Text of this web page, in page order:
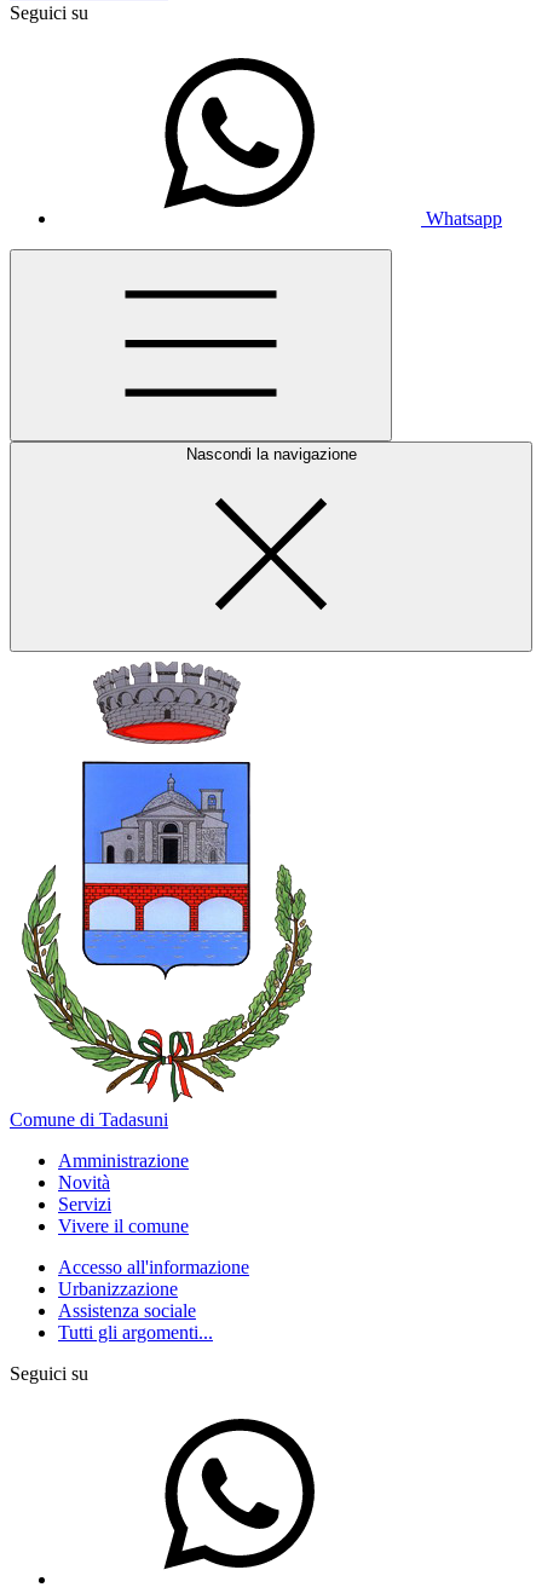
Seguici su
Whatsapp
Nascondi la navigazione
Comune di Tadasuni
Amministrazione
Novità
Servizi
Vivere il comune
Accesso all'informazione
Urbanizzazione
Assistenza sociale
Tutti gli argomenti...
Seguici su